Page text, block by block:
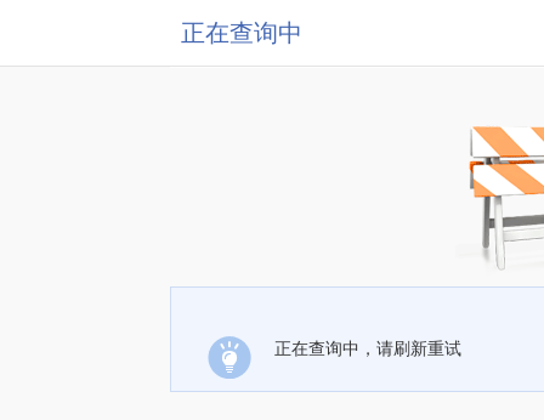
正在查询中
正在查询中，请刷新重试